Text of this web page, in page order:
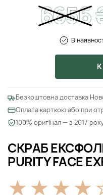
СКРАБ
PURITY FACE
6656
В
Безкоштовна доставка
Оплата карткою або при
100% оригінал — з 2017